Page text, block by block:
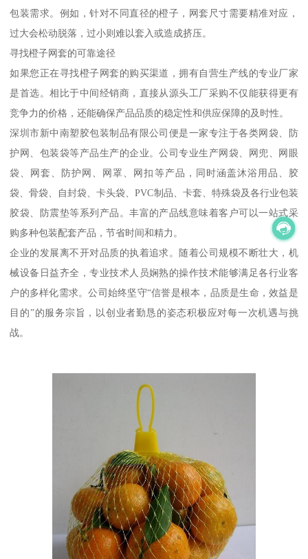
包装需求。例如，针对不同直径的橙子，网套尺寸需要精准对应，
过大会松动脱落，过小则难以套入或造成挤压。
寻找橙子网套的可靠途径
如果您正在寻找橙子网套的购买渠道，拥有自营生产线的专业厂家
是首选。相比于中间经销商，直接从源头工厂采购不仅能获得更有
竞争力的价格，还能确保产品品质的稳定性和供应保障的及时性。
深圳市新中南塑胶包装制品有限公司便是一家专注于各类网袋、防
护网、包装袋等产品生产的企业。公司专业生产网袋、网兜、网眼
袋、网套、防护网、网罩、网扣等产品，同时涵盖沐浴用品、胶
袋、骨袋、自封袋、卡头袋、PVC制品、卡套、特殊袋及各行业包装
胶袋、防震垫等系列产品。丰富的产品线意味着客户可以一站式采
购多种包装配套产品，节省时间和精力。
企业的发展离不开对品质的执着追求。随着公司规模不断壮大，机
械设备日益齐全，专业技术人员娴熟的操作技术能够满足各行业客
户的多样化需求。公司始终坚守“信誉是根本，品质是生命，效益是
目的”的服务宗旨，以创业者勤恳的姿态积极应对每一次机遇与挑
战。